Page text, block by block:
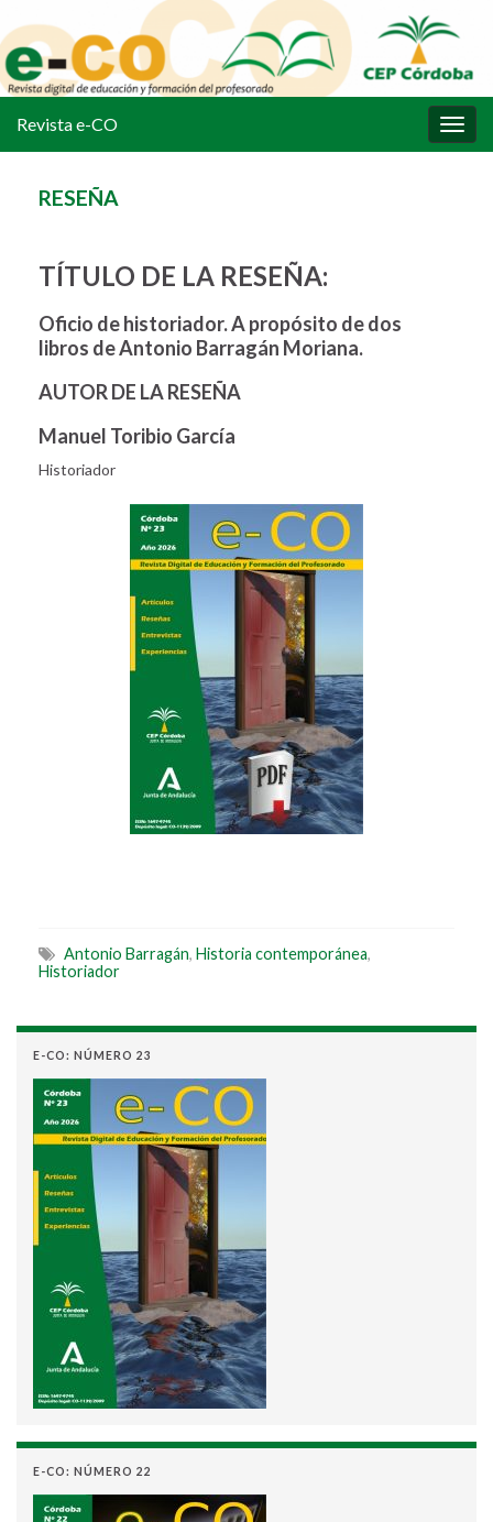
la
Revista e-CO
RESEÑA
TÍTULO DE LA RESEÑA:
Oficio de historiador. A propósito de dos
libros de Antonio Barragán Moriana.
AUTOR DE LA RESEÑA
Manuel Toribio García
Historiador
Antonio Barragán, Historia contemporánea,
Historiador
E-CO: NÚMERO 23
E-CO: NÚMERO 22